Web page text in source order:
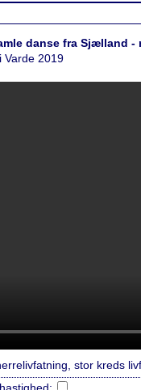
danse fra Sjælland -
Varde 2019
stor kreds